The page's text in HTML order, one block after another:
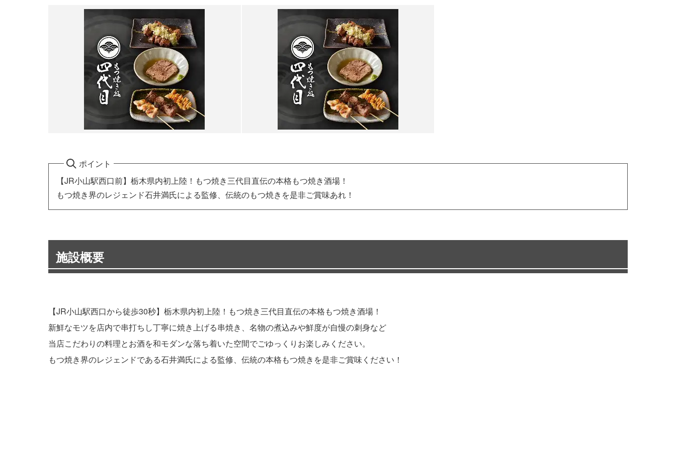
ポイント
【JR小山駅西口前】栃木県内初上陸！もつ焼き三代目直伝の本格もつ焼き酒場！
もつ焼き界のレジェンド石井満氏による監修、伝統のもつ焼きを是非ご賞味あれ！
施設概要
【JR小山駅西口から徒歩30秒】栃木県内初上陸！もつ焼き三代目直伝の本格もつ焼き酒場！
新鮮なモツを店内で串打ちし丁寧に焼き上げる串焼き、名物の煮込みや鮮度が自慢の刺身など
当店こだわりの料理とお酒を和モダンな落ち着いた空間でごゆっくりお楽しみください。
もつ焼き界のレジェンドである石井満氏による監修、伝統の本格もつ焼きを是非ご賞味ください！